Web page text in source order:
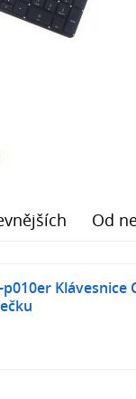
Od
Klávesnice